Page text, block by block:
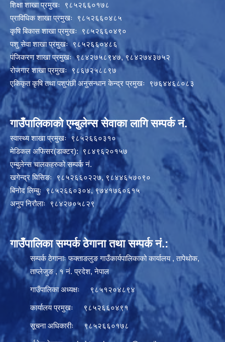
शिक्षा शाखा प्रमुखः ९८५२६६०१७८
प्राविधिक शाखा प्रमुखः ९८५२६६०४८५
कृषि बिकास शाखा प्रमुखः ९८५२६६०४९०
पशु सेवा शाखा प्रमुखः ९८५२६६०४८६
पंजिकरण शाखा प्रमुखः ९८४२७५८९४७, ९८४२७४३७५२
रोजगार शाखा प्रमुखः ९८६७२५८८९७
एकिकृत कृषि तथा पशुपंछी अनुसन्धान केन्द्र प्रमुखः ९७६४४६८०८३
गाउँपालिकाको एम्बुलेन्स सेवाका लागि सम्पर्क नं.
स्वास्थ्य शाखा प्रमुखः ९८५२६६०३१०
मेडिकल अफिसर(डाक्टर): ९८४९६२०१५७
एम्बुलेन्स चालकहरुको सम्पर्क नं.
खगेन्द्र घिसिङः ९८५२६६०२२७, ९८४४६५७०९०
बिनोद लिम्बुः ९८५२६६०३०४, ९७४१७६०६१५
अनुप निरौलाः ९८४२७०५८२९
गाउँपालिका सम्पर्क ठेगाना तथा सम्पर्क नं.:
सम्पर्क ठेगानाः फक्ताङलुङ गाउँकार्यपालिकाको कार्यालय , तापेथोक,
ताप्लेजुङ , १ नं. प्रदेश, नेपाल
गाउँपालिका अध्यक्षः ९८५१२०४८९४
कार्यालय प्रमुखः ९८५२६६०४९१
सूचना अधिकारीः ९८५२६६०१७८